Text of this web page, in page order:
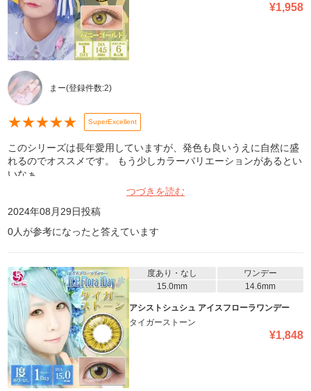
¥1,958
まー(登録件数:2)
★★★★★ SuperExcellent
このシリーズは長年愛用していますが、発色も良いうえに自然に盛
れるのでオススメです。 もう少しカラーバリエーションがあるとい
いなぁ。
つづきを読む
2024年08月29日投稿
0人が参考になったと答えています
度あり・なし
ワンデー
15.0mm
14.6mm
アシストシュシュ アイスフローラワンデー
タイガーストーン
¥1,848